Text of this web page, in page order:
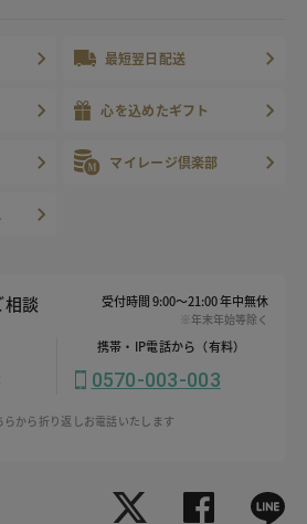
最短翌日配送
心を込めたギフト
マイレージ倶楽部
相談 受付時間 9:00～21:00 年中無休
※年末年始等除く
携帯・IP電話から（有料）
0570-003-003
から折り返しお電話いたします